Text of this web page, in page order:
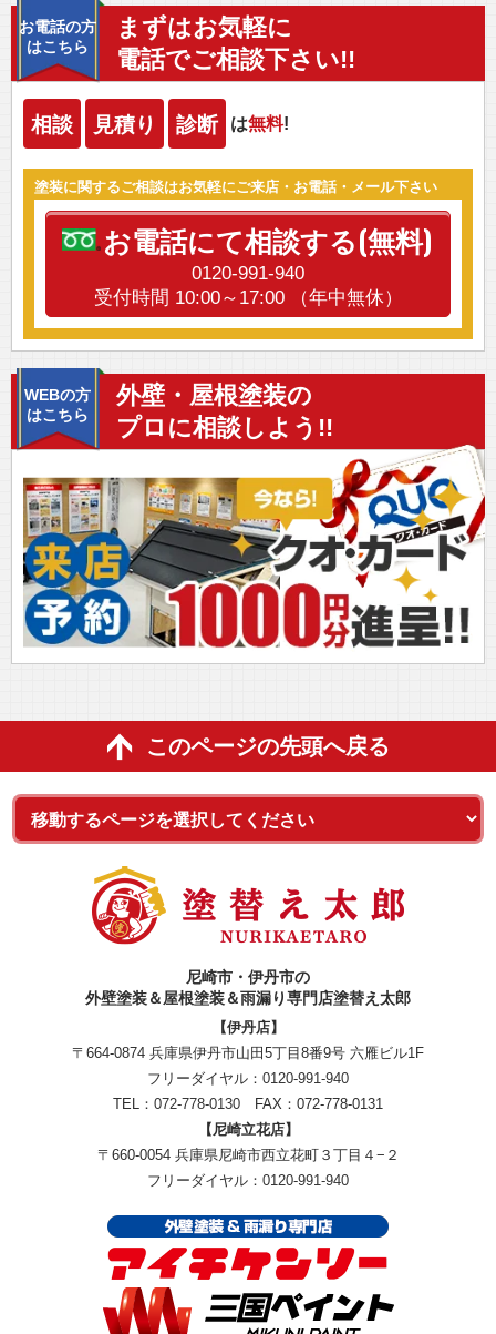
お電話の方
はこちら
まずはお気軽に
電話でご相談下さい!!
相談 見積り 診断 は無料!
塗装に関するご相談はお気軽にご来店・お電話・メール下さい
お電話にて相談する(無料)
0120-991-940
受付時間 10:00～17:00 （年中無休）
WEBの方
はこちら
外壁・屋根塗装の
プロに相談しよう!!
このページの先頭へ戻る
尼崎市・伊丹市の
外壁塗装＆屋根塗装＆雨漏り専門店塗替え太郎
【伊丹店】
〒664-0874 兵庫県伊丹市山田5丁目8番9号 六雁ビル1F
フリーダイヤル： 0120-991-940
TEL： 072-778-0130 FAX：072-778-0131
【尼崎立花店】
〒660-0054 兵庫県尼崎市西立花町３丁目４−２
フリーダイヤル： 0120-991-940